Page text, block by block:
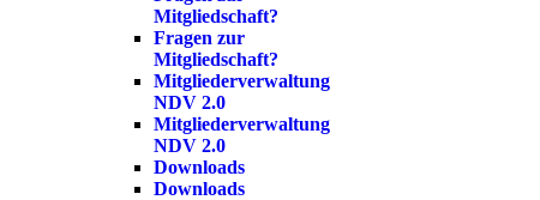
Mitgliedschaft?
Fragen zur
Mitgliedschaft?
Mitgliederverwaltung
NDV 2.0
Mitgliederverwaltung
NDV 2.0
Downloads
Downloads